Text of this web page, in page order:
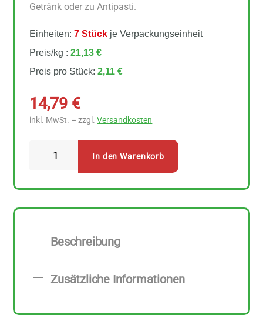
Getränk oder zu Antipasti.
Einheiten:7 Stück je Verpackungseinheit
Preis/kg :21,13 €
Preis pro Stück:2,11 €
14,79 €
inkl. MwSt. – zzgl.Versandkosten
Weizen
zu
g
In den Warenkorb
Beschreibung
Zusätzliche Informationen